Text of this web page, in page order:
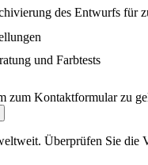
des Entwurfs für
und Farbtests
zum Kontaktformular zu
Überprüfen Sie die